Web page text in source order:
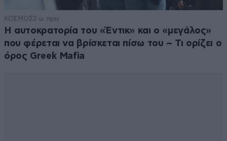
ΚΟΣΜΟΣ3 ω. πριν
Η αυτοκρατορία του «Έντικ» και ο «μεγάλος»
που φέρεται να βρίσκεται πίσω του – Τι ορίζει ο
όρος Greek Mafia